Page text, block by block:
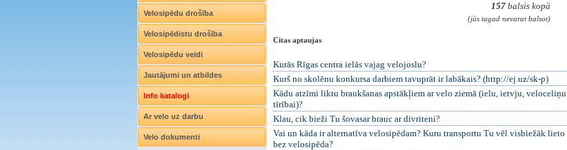
Velosipēdu drošība
Velosipēdistu drošība
Velosipēdu veidi
Jautājumi un atbildes
Info katalogi
Ar velo uz darbu
Velo dokumenti
157balsis kopā
(jūs tagad nevarat balsot)
Citas aptaujas
Kurās Rīgas centra ielās vajag velojoslu?
Kurš no skolēnu konkursa darbiem tavuprāt ir labākais? (http://ej.uz/sk-p)
Kādu atzīmi liktu braukšanas apstākļiem ar velo ziemā (ielu, ietvju, veloceliņu
tīrībai)?
Klau, cik bieži Tu šovasar brauc ar divriteni?
Vai un kāda ir alternatīva velosipēdam? Kuru transportu Tu vēl visbiežāk lieto
bez velosipēda?